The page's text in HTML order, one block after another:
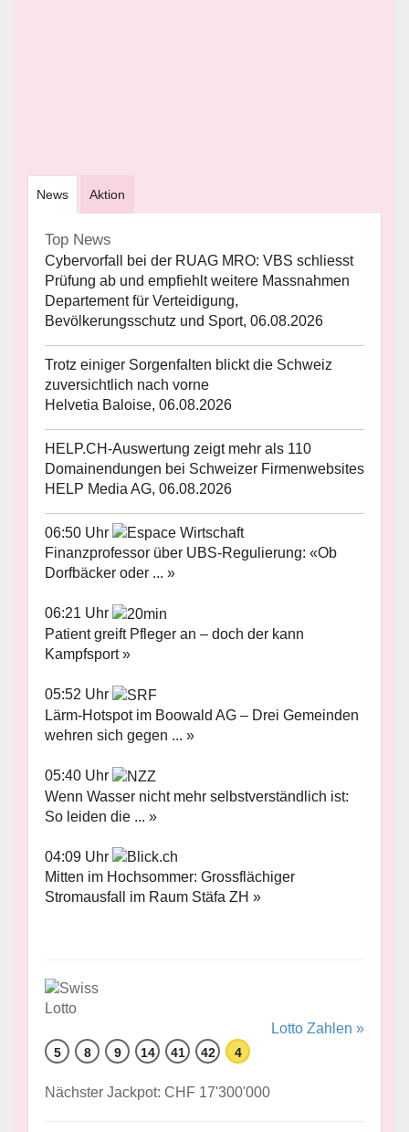
News Aktion
Top News
Cybervorfall bei der RUAG MRO: VBS schliesst
Prüfung ab und empfiehlt weitere Massnahmen
Departement für Verteidigung,
Bevölkerungsschutz und Sport, 06.08.2026
Trotz einiger Sorgenfalten blickt die Schweiz
zuversichtlich nach vorne
Helvetia Baloise, 06.08.2026
HELP.CH-Auswertung zeigt mehr als 110
Domainendungen bei Schweizer Firmenwebsites
HELP Media AG, 06.08.2026
06:50 Uhr
Finanzprofessor über UBS-Regulierung: «Ob
Dorfbäcker oder ... »
06:21 Uhr
Patient greift Pfleger an – doch der kann
Kampfsport »
05:52 Uhr
Lärm-Hotspot im Boowald AG – Drei Gemeinden
wehren sich gegen ... »
05:40 Uhr
Wenn Wasser nicht mehr selbstverständlich ist:
So leiden die ... »
04:09 Uhr
Mitten im Hochsommer: Grossflächiger
Stromausfall im Raum Stäfa ZH »
Lotto Zahlen »
5 8 9 14 41 42 4
Nächster Jackpot: CHF 17'300'000